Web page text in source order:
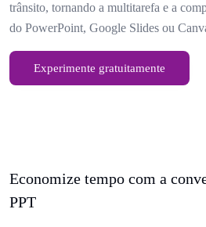
trânsito, tornando a multitarefa e a
do PowerPoint, Google Slides ou
Experimente gratuitamente
Economize tempo com a
PPT